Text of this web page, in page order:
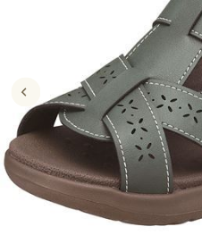
キッチン・雑貨・日用品
寝具・ベッド
カーテン・ラグ・ファブリック
美容・健康・サプリメント
制服・スクールすべて
制服・学生服
ジュニア・ティーンズ下着
大きいサイズ
大きいサイズ通販すべて
大きいサイズ レディース服
大きいサイズ レディース下着
バーゲン
バーゲンセール
シークレットセール
詳細検索
商品カテゴリ一覧
カーテン・ラグ・ファブリック
美容・健康・サプリメント
ジュニア・ティーンズ下着
大きいサイズ通販すべて
大きいサイズ レディース服
大きいサイズ レディース下着
大きいサイズ メンズ
バーゲンセール
シークレットセール
詳細検索
商品カテゴリ一覧
カタログ